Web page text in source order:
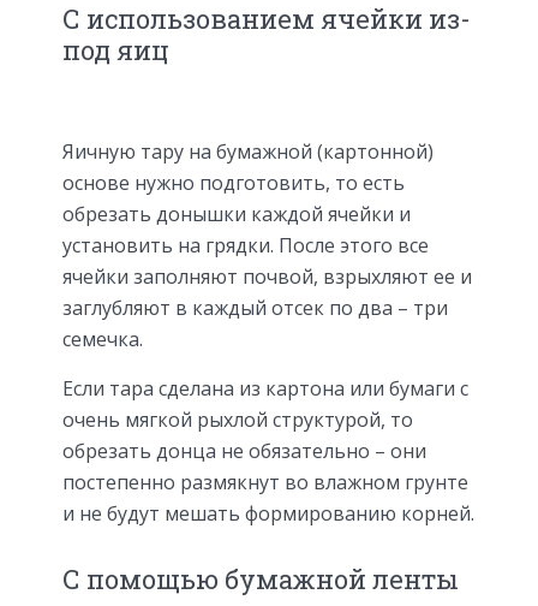
С использованием ячейки из-
под яиц
Яичную тару на бумажной (картонной)
основе нужно подготовить, то есть
обрезать донышки каждой ячейки и
установить на грядки. После этого все
ячейки заполняют почвой, взрыхляют ее и
заглубляют в каждый отсек по два – три
семечка.
Если тара сделана из картона или бумаги с
очень мягкой рыхлой структурой, то
обрезать донца не обязательно – они
постепенно размякнут во влажном грунте
и не будут мешать формированию корней.
С помощью бумажной ленты